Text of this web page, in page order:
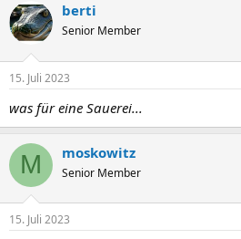
k
t
i
e
:
berti
Senior Member
15. Juli 2023
was für eine Sauerei...
M moskowitz
Senior Member
15. Juli 2023